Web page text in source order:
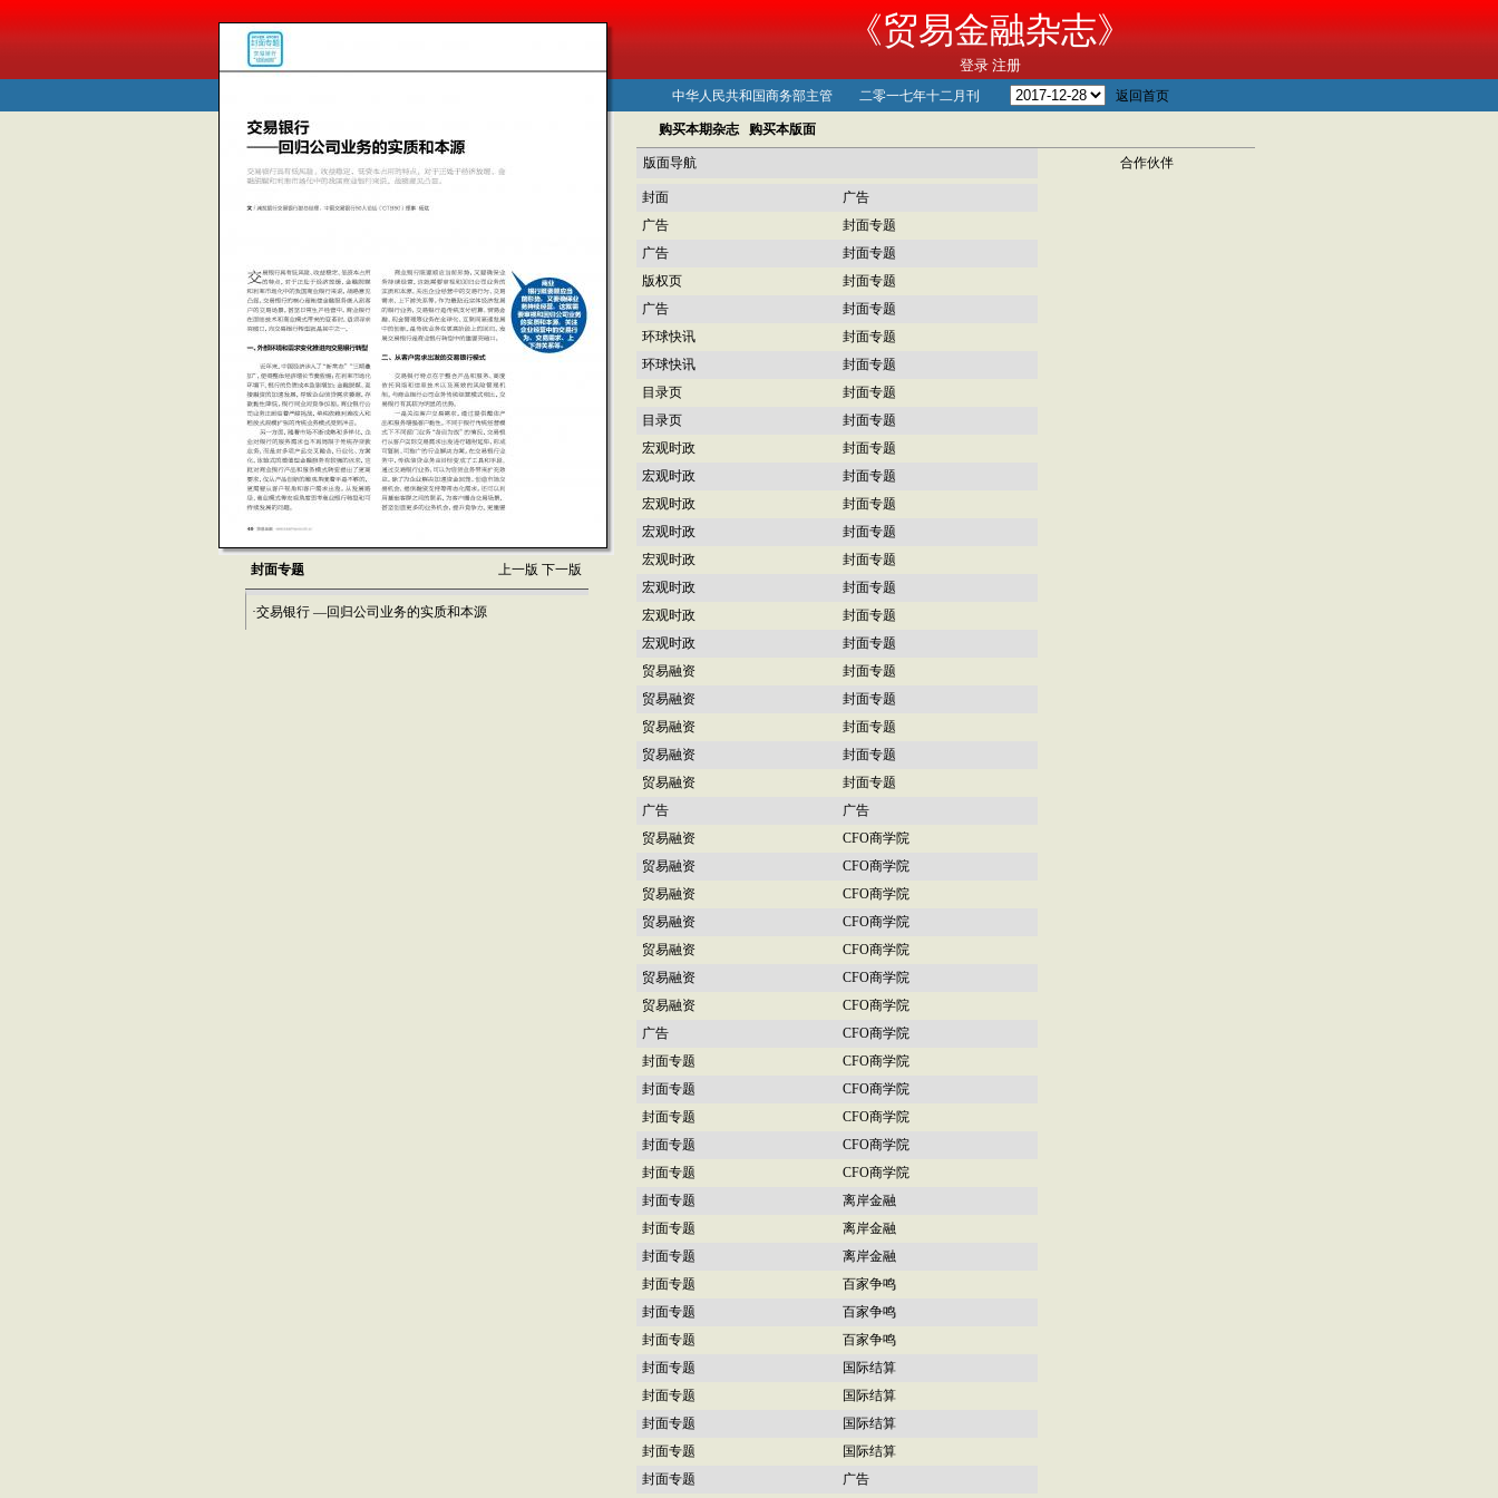
封面专题 上一版 下一版
·交易银行 —回归公司业务的实质和本源
《贸易金融杂志》
登录 注册
中华人民共和国商务部主管 二零一七年十二月刊 返回首页
购买本期杂志 购买本版面
版面导航
封面
广告
广告
版权页
广告
环球快讯
环球快讯
目录页
目录页
宏观时政
宏观时政
宏观时政
宏观时政
宏观时政
宏观时政
宏观时政
宏观时政
贸易融资
贸易融资
贸易融资
贸易融资
贸易融资
广告
贸易融资
贸易融资
贸易融资
贸易融资
贸易融资
贸易融资
贸易融资
广告
封面专题
封面专题
封面专题
封面专题
封面专题
封面专题
封面专题
封面专题
封面专题
封面专题
封面专题
封面专题
封面专题
封面专题
封面专题
封面专题
广告
封面专题
封面专题
封面专题
封面专题
封面专题
封面专题
封面专题
封面专题
封面专题
封面专题
封面专题
封面专题
封面专题
封面专题
封面专题
封面专题
封面专题
封面专题
封面专题
封面专题
封面专题
广告
CFO商学院
CFO商学院
CFO商学院
CFO商学院
CFO商学院
CFO商学院
CFO商学院
CFO商学院
CFO商学院
CFO商学院
CFO商学院
CFO商学院
CFO商学院
离岸金融
离岸金融
离岸金融
百家争鸣
百家争鸣
百家争鸣
国际结算
国际结算
国际结算
国际结算
广告
合作伙伴